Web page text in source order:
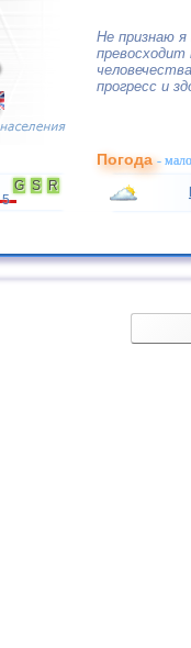
Не признаю я
прогресс и
G S
R
5
Погода-